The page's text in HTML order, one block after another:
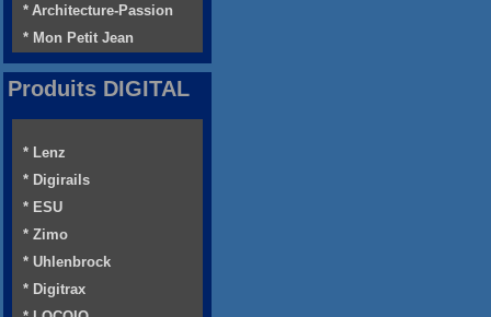
* Architecture-Passion
* Mon Petit Jean
Produits DIGITAL
* Lenz
* Digirails
* ESU
* Zimo
* Uhlenbrock
* Digitrax